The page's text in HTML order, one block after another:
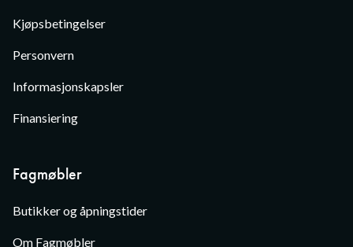
Kjøpsbetingelser
Personvern
Informasjonskapsler
Finansiering
Fagmøbler
Butikker og åpningstider
Om Fagmøbler